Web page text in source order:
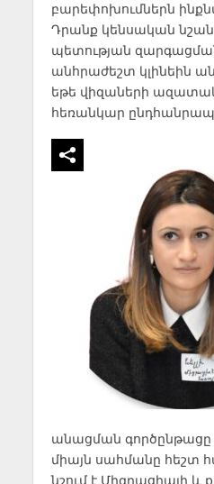
բարեփոխումներն
Դրանք կենսական
պետության
անհրաժեշտ կլինեին
եթե վիզաների
հեռանկար
անացման գործընթացը
միայն սահմանը հեշտ
նշում է Միգրացիայի և